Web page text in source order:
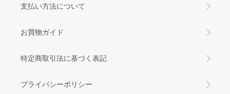
支払い方法について
お買物ガイド
特定商取引法に基づく表記
プライバシーポリシー